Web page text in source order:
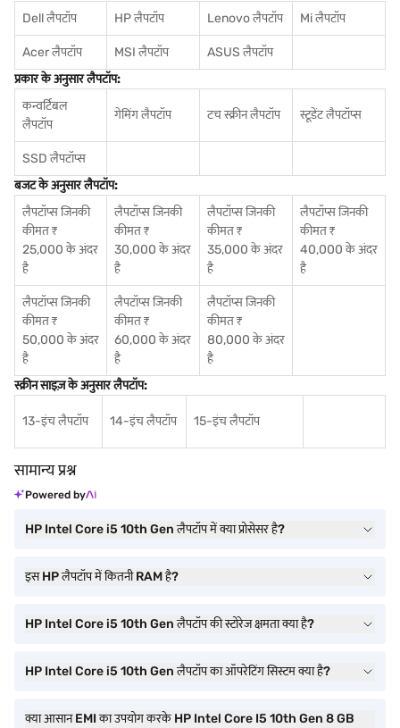
Dell लैपटॉप
HP लैपटॉप Lenovo लैपटॉप Mi लैपटॉप
Acer लैपटॉप MSI लैपटॉप
ASUS लैपटॉप
प्रकार के अनुसार लैपटॉप:
कन्वर्टिबल
लैपटॉप
गेमिंग लैपटॉप टच स्क्रीन लैपटॉप स्टूडेंट लैपटॉप्स
SSD लैपटॉप्स
बजट के अनुसार लैपटॉप:
लैपटॉप्स जिनकी
कीमत ₹
25,000 के अंदर
है
लैपटॉप्स जिनकी
कीमत ₹
30,000 के अंदर
है
लैपटॉप्स जिनकी
कीमत ₹
35,000 के अंदर
है
लैपटॉप्स जिनकी
कीमत ₹
40,000 के अंदर
है
लैपटॉप्स जिनकी
कीमत ₹
50,000 के अंदर
है
लैपटॉप्स जिनकी
कीमत ₹
60,000 के अंदर
है
लैपटॉप्स जिनकी
कीमत ₹
80,000 के अंदर
है
स्क्रीन साइज़ के अनुसार लैपटॉप:
13-इंच लैपटॉप 14-इंच लैपटॉप 15-इंच लैपटॉप
सामान्य प्रश्न
Powered by
HP Intel Core i5 10th Gen लैपटॉप में क्या प्रोसेसर है?
इस HP लैपटॉप में कितनी RAM है?
HP Intel Core i5 10th Gen लैपटॉप की स्टोरेज क्षमता क्या है?
HP Intel Core i5 10th Gen लैपटॉप का ऑपरेटिंग सिस्टम क्या है?
क्या आसान EMI का उपयोग करके HP Intel Core I5 10th Gen 8 GB